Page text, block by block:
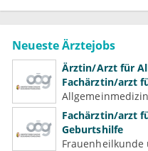
Neueste Ärztejobs
Ärztin/Arzt für
Fachärztin/arzt
Familienmedizin
Allgemeinmedizin
Fachärztin/arzt
Geburtshilfe